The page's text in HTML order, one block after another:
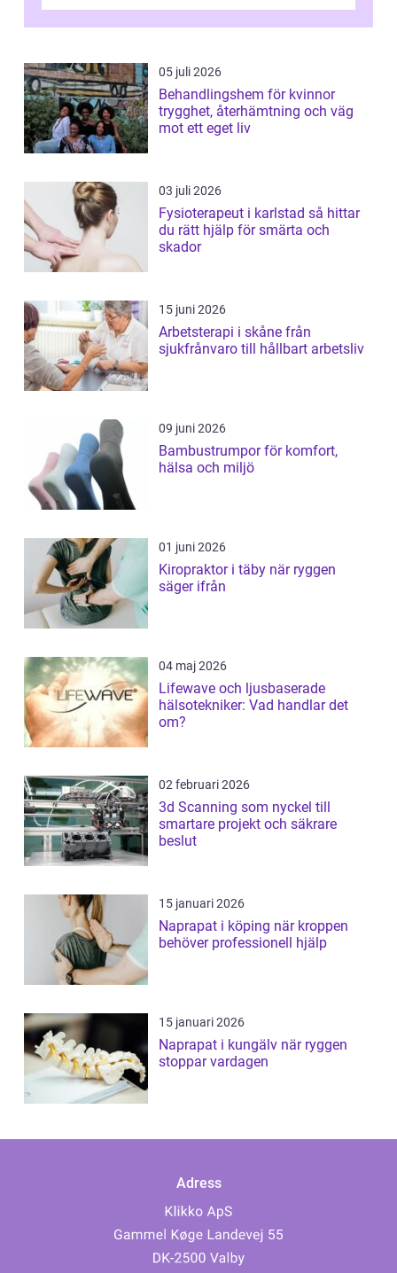
05 juli 2026
Behandlingshem för kvinnor
trygghet, återhämtning och väg
mot ett eget liv
03 juli 2026
Fysioterapeut i karlstad så hittar
du rätt hjälp för smärta och
skador
15 juni 2026
Arbetsterapi i skåne från
sjukfrånvaro till hållbart arbetsliv
09 juni 2026
Bambustrumpor för komfort,
hälsa och miljö
01 juni 2026
Kiropraktor i täby när ryggen
säger ifrån
04 maj 2026
Lifewave och ljusbaserade
hälsotekniker: Vad handlar det
om?
02 februari 2026
3d Scanning som nyckel till
smartare projekt och säkrare
beslut
15 januari 2026
Naprapat i köping när kroppen
behöver professionell hjälp
15 januari 2026
Naprapat i kungälv när ryggen
stoppar vardagen
Adress